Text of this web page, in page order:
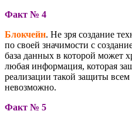
Факт № 4
Блокчейн. Не зря создание
по своей значимости с
база данных в которой может
любая информация, которая
реализации такой защиты всем
невозможно.
Факт № 5